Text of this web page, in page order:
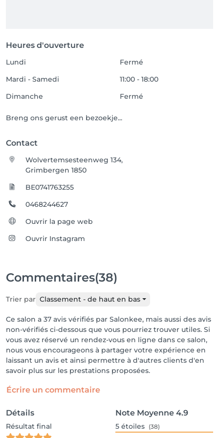
Heures d'ouverture
Lundi
Fermé
Mardi - Samedi
11:00 - 18:00
Dimanche
Fermé
Breng ons gerust een bezoekje...
Contact
Wolvertemsesteenweg 134,
Grimbergen 1850
BE0741763255
0468244627
Ouvrir la page web
Ouvrir Instagram
Commentaires(38)
Trier par Classement - de haut en bas
Ce salon a 37 avis vérifiés par Salonkee, mais aussi des avis
non-vérifiés ci-dessous que vous pourriez trouver utiles. Si
vous avez réservé un rendez-vous en ligne dans ce salon,
nous vous encourageons à partager votre expérience en
laissant un avis et ainsi permettre à d'autres clients d'en
savoir plus sur les prestations proposées.
Écrire un commentaire
Détails
Résultat final
Note Moyenne 4.9
5 étoiles (38)